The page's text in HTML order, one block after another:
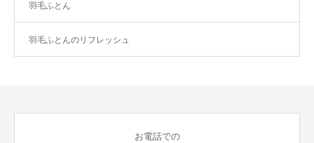
羽毛ふとん
羽毛ふとんのリフレッシュ
お電話での